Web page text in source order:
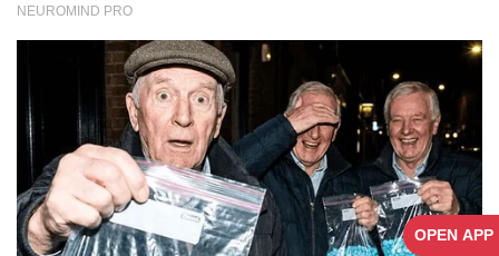
OPEN APP